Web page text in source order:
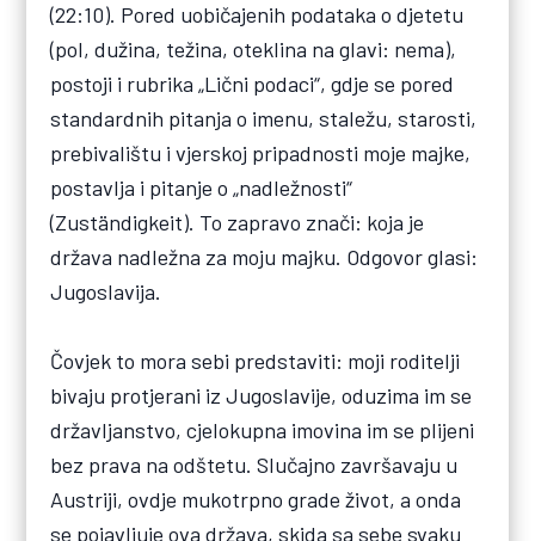
(22:10). Pored uobičajenih podataka o djetetu
(pol, dužina, težina, oteklina na glavi: nema),
postoji i rubrika „Lični podaci“, gdje se pored
standardnih pitanja o imenu, staležu, starosti,
prebivalištu i vjerskoj pripadnosti moje majke,
postavlja i pitanje o „nadležnosti“
(Zuständigkeit). To zapravo znači: koja je
država nadležna za moju majku. Odgovor glasi:
Jugoslavija.
Čovjek to mora sebi predstaviti: moji roditelji
bivaju protjerani iz Jugoslavije, oduzima im se
državljanstvo, cjelokupna imovina im se plijeni
bez prava na odštetu. Slučajno završavaju u
Austriji, ovdje mukotrpno grade život, a onda
se pojavljuje ova država, skida sa sebe svaku